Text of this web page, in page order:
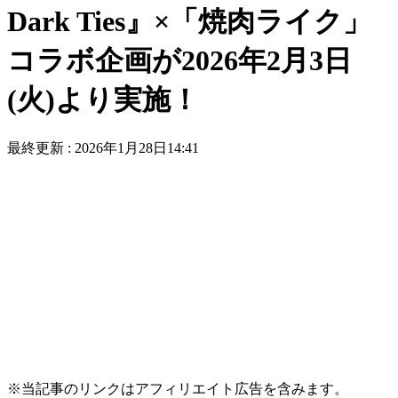
Dark Ties』×「焼⾁ライク」
コラボ企画が2026年2月3日
(火)より実施！
最終更新 : 2026年1月28日14:41
※当記事のリンクはアフィリエイト広告を含みます。